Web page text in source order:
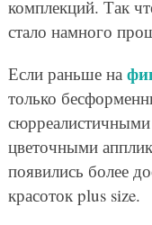
комплекций. Так
стало намного
Если раньше на
только
цветочными
появились более
красоток plus size.